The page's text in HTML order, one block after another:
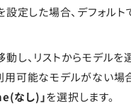
定した場合、デフォルト
し、リストからモデルを
可能なモデルがない場
なし)」を選択します。